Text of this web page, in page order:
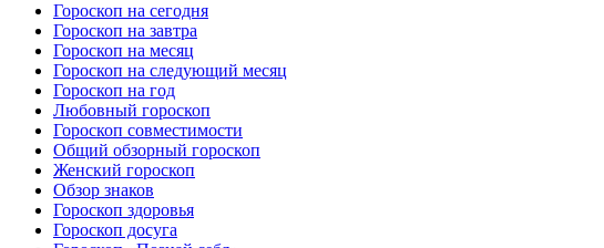
Гороскоп на сегодня
Гороскоп на завтра
Гороскоп на месяц
Гороскоп на следующий месяц
Гороскоп на год
Любовный гороскоп
Гороскоп совместимости
Общий обзорный гороскоп
Женский гороскоп
Обзор знаков
Гороскоп здоровья
Гороскоп досуга